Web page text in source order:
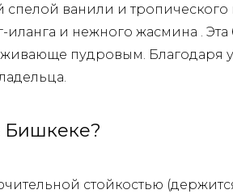
ванили и
иланга и нежного жасмина .
пудровым. Благодаря
Бишкеке?
стойкостью